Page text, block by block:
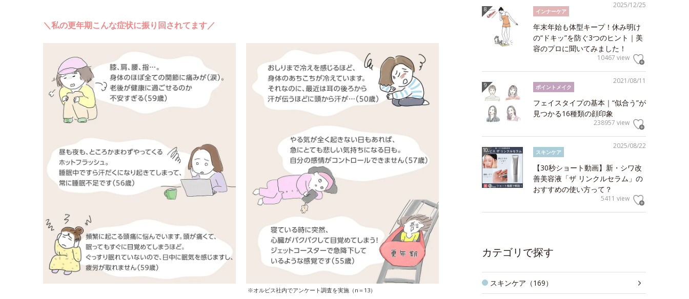
＼私の更年期こんな症状に振り回されてます／
※オルビス社内でアンケート調査を実施（n＝13）
2025/12/25
インナーケア
年末年始も体型キープ！休み明け
の“ドキッ”を防ぐ3つのヒント｜美
容のプロに聞いてみました！
10467 view
2021/08/11
ポイントメイク
フェイスタイプの基本｜“似合う”が
見つかる16種類の顔印象
238957 view
2025/08/22
スキンケア
【30秒ショート動画】新・シワ改
善美容液「ザ リンクルセラム」の
おすすめの使い方って？
5411 view
カテゴリで探す
スキンケア（169）